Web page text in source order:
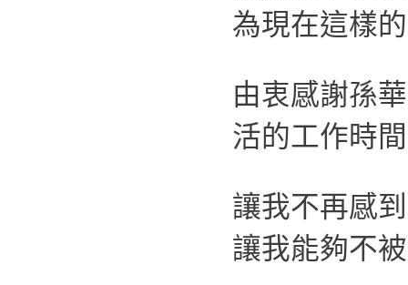
為現在這樣
由衷感謝孫
活的工作時
讓我不再感
讓我能夠不